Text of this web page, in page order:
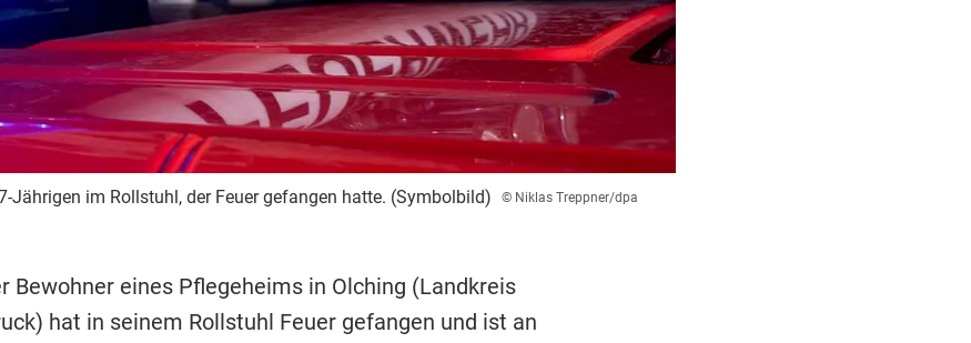
Jährigen im Rollstuhl, der Feuer gefangen hatte. (Symbolbild) © Niklas Treppner/dpa
Bewohner eines Pflegeheims in Olching (Landkreis
hat in seinem Rollstuhl Feuer gefangen und ist an